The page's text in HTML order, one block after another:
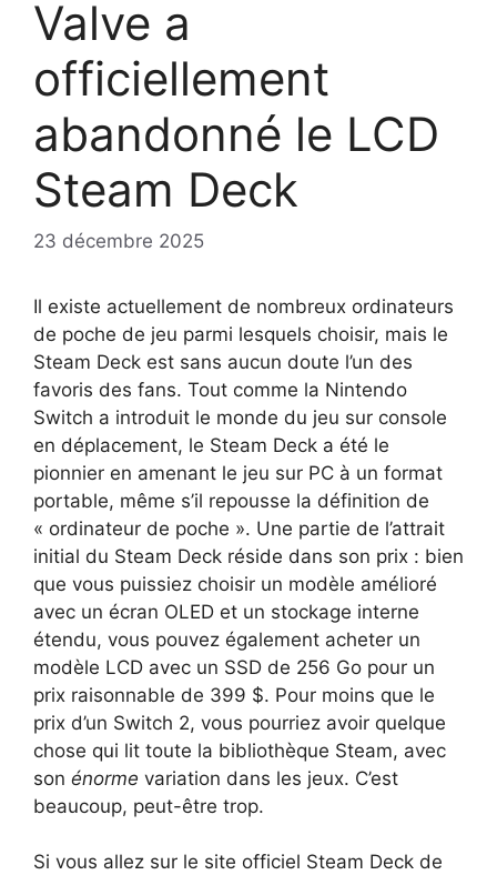
Valve a
officiellement
abandonné le LCD
Steam Deck
23 décembre 2025
Il existe actuellement de nombreux ordinateurs
de poche de jeu parmi lesquels choisir, mais le
Steam Deck est sans aucun doute l’un des
favoris des fans. Tout comme la Nintendo
Switch a introduit le monde du jeu sur console
en déplacement, le Steam Deck a été le
pionnier en amenant le jeu sur PC à un format
portable, même s’il repousse la définition de
« ordinateur de poche ». Une partie de l’attrait
initial du Steam Deck réside dans son prix : bien
que vous puissiez choisir un modèle amélioré
avec un écran OLED et un stockage interne
étendu, vous pouvez également acheter un
modèle LCD avec un SSD de 256 Go pour un
prix raisonnable de 399 $. Pour moins que le
prix d’un Switch 2, vous pourriez avoir quelque
chose qui lit toute la bibliothèque Steam, avec
son énorme variation dans les jeux. C’est
beaucoup, peut-être trop.
Si vous allez sur le site officiel Steam Deck de